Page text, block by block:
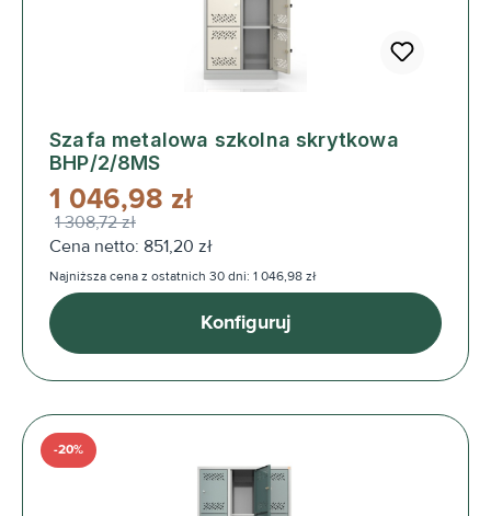
Szafa metalowa szkolna skrytkowa
BHP/2/8MS
1 046,98 zł
1 308,72 zł
Cena netto: 851,20 zł
Najniższa cena z ostatnich 30 dni: 1 046,98 zł
Konfiguruj
-20%